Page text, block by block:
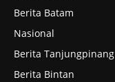
Berita Batam
Nasional
Berita Tanjungpinang
Berita Bintan